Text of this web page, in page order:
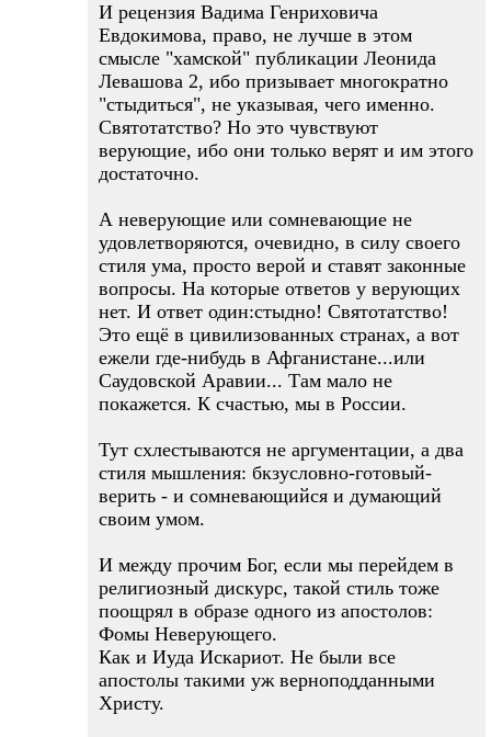
И рецензия Вадима Генриховича
Евдокимова, право, не лучше в этом
смысле "хамской" публикации Леонида
Левашова 2, ибо призывает многократно
"стыдиться", не указывая, чего именно.
Святотатство? Но это чувствуют
верующие, ибо они только верят и им этого
достаточно.
А неверующие или сомневающие не
удовлетворяются, очевидно, в силу своего
стиля ума, просто верой и ставят законные
вопросы. На которые ответов у верующих
нет. И ответ один:стыдно! Святотатство!
Это ещё в цивилизованных странах, а вот
ежели где-нибудь в Афганистане...или
Саудовской Аравии... Там мало не
покажется. К счастью, мы в России.
Тут схлестываются не аргументации, а два
стиля мышления: бкзусловно-готовый-
верить - и сомневающийся и думающий
своим умом.
И между прочим Бог, если мы перейдем в
религиозный дискурс, такой стиль тоже
поощрял в образе одного из апостолов:
Фомы Неверующего.
Как и Иуда Искариот. Не были все
апостолы такими уж верноподданными
Христу.